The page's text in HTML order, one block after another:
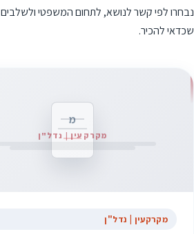
נבחרו לפי קשר לנושא, לתחום המשפטי
שכדאי להכיר.
מ
מקרקעין | נדל"ן
מקרקעין | נדל"ן